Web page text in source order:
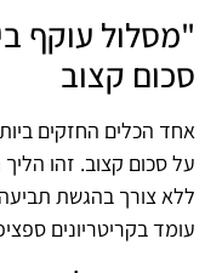
"מסלול עוקף
סכום קצוב
אחד הכלים החזקים
על סכום קצוב. זהו
ללא צורך בהגשת
עומד בקריטריונים